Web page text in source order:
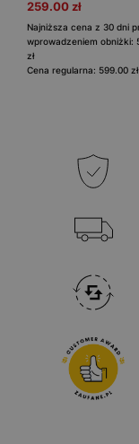
259.00 zł
Najniższa cena z 30 dni
wprowadzeniem obniżki:
zł
Cena regularna: 599.00 zł